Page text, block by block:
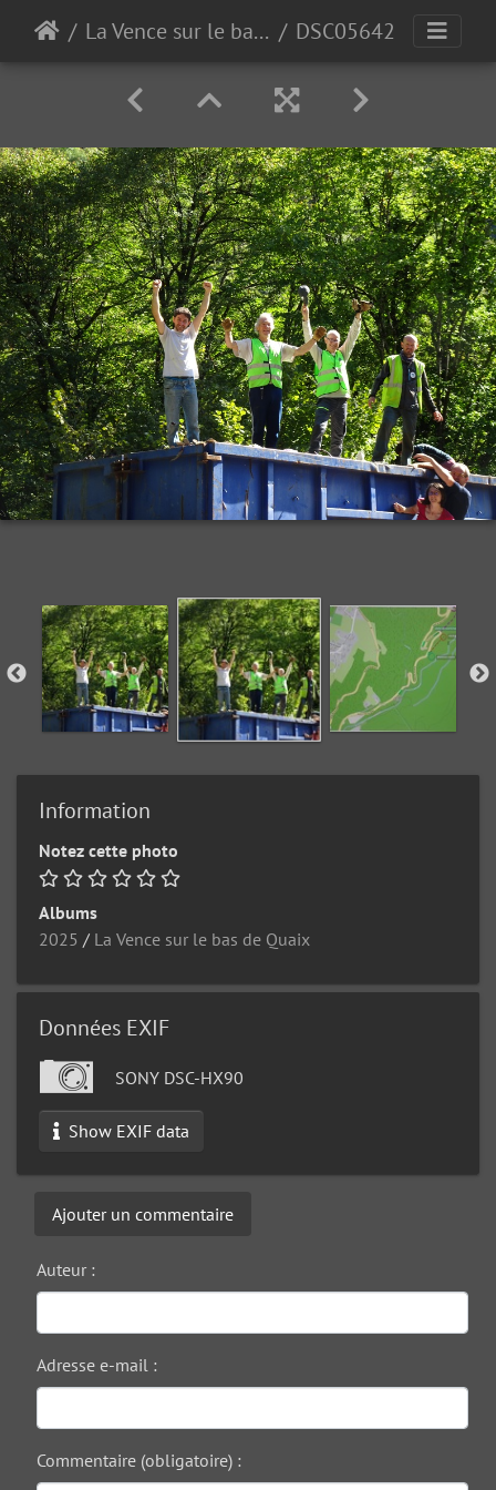
La Vence sur le bas de Quaix DSC05642
Information
Notez cette photo
Albums
2025 / La Vence sur le bas de Quaix
Données EXIF
SONY DSC-HX90
Show EXIF data
Ajouter un commentaire
Auteur :
Adresse e-mail :
Commentaire (obligatoire) :